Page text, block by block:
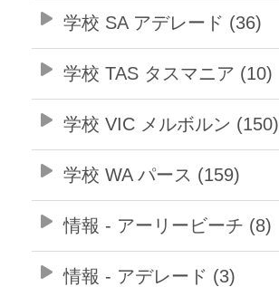
学校 SA アデレード (36)
学校 TAS タスマニア (10)
学校 VIC メルボルン (150)
学校 WA パース (159)
情報 - アーリービーチ (8)
情報 - アデレード (3)